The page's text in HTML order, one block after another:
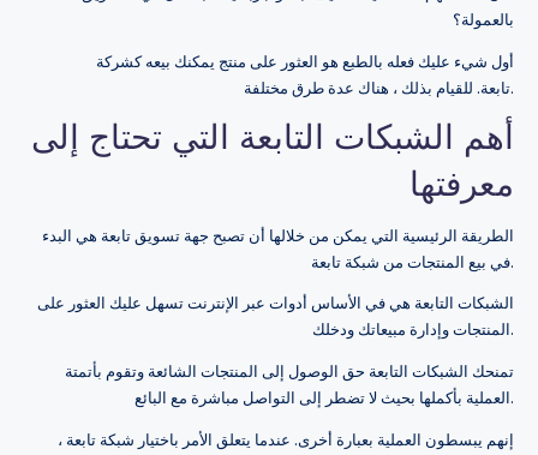
بالعمولة؟
أول شيء عليك فعله بالطبع هو العثور على منتج يمكنك بيعه كشركة
تابعة. للقيام بذلك ، هناك عدة طرق مختلفة.
أهم الشبكات التابعة التي تحتاج إلى
معرفتها
الطريقة الرئيسية التي يمكن من خلالها أن تصبح جهة تسويق تابعة هي البدء
في بيع المنتجات من شبكة تابعة.
الشبكات التابعة هي في الأساس أدوات عبر الإنترنت تسهل عليك العثور على
المنتجات وإدارة مبيعاتك ودخلك.
تمنحك الشبكات التابعة حق الوصول إلى المنتجات الشائعة وتقوم بأتمتة
العملية بأكملها بحيث لا تضطر إلى التواصل مباشرة مع البائع.
إنهم يبسطون العملية بعبارة أخرى. عندما يتعلق الأمر باختيار شبكة تابعة ،